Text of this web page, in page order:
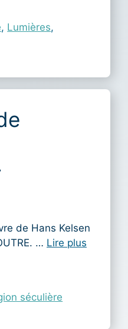
, Lumières,
de Hans Kelsen
… Lire plus
séculière